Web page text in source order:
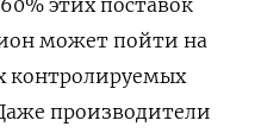
может пойти на
контролируемых
производители